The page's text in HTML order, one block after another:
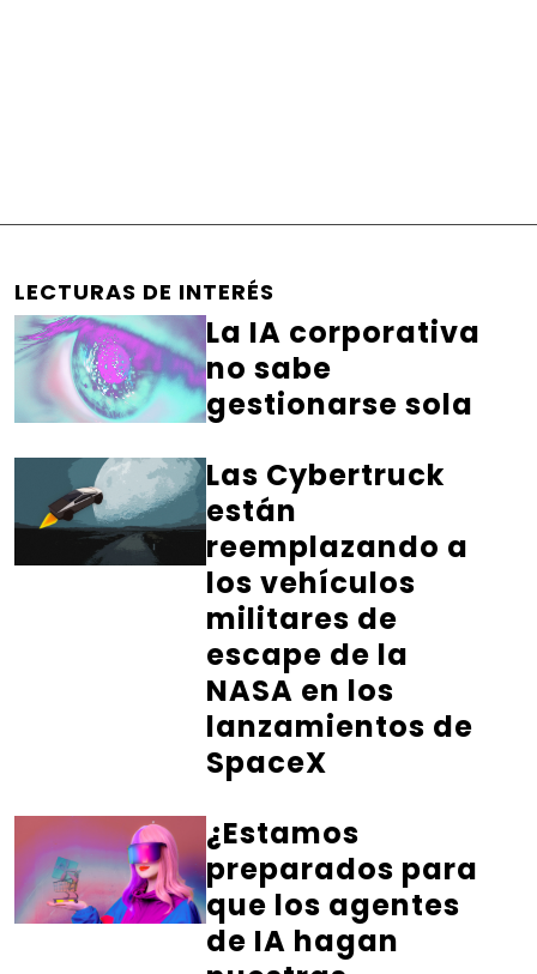
LECTURAS DE INTERÉS
La IA corporativa
no sabe
gestionarse sola
Las Cybertruck
están
reemplazando a
los vehículos
militares de
escape de la
NASA en los
lanzamientos de
SpaceX
¿Estamos
preparados para
que los agentes
de IA hagan